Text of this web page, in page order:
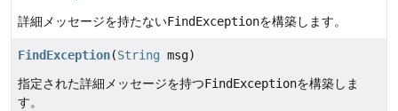
詳細メッセージを持たないFindExceptionを構築します。
FindException(String msg)
指定された詳細メッセージを持つFindExceptionを構築しま
す。